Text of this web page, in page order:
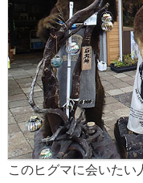
このヒグマに会いたい